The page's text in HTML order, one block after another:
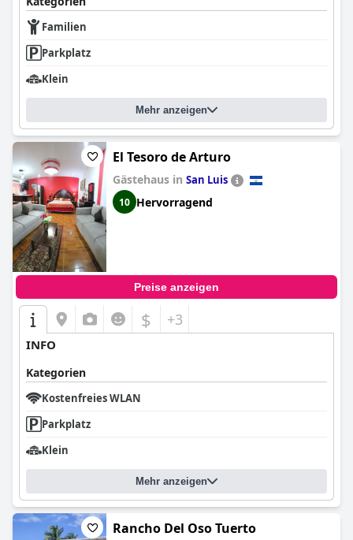
Familien
Parkplatz
Klein
Mehr anzeigen
El Tesoro de Arturo
Gästehaus in San Luis
10 Hervorragend
Preise anzeigen
$ +3
INFO
Kategorien
Kostenfreies WLAN
Parkplatz
Klein
Mehr anzeigen
Rancho Del Oso Tuerto